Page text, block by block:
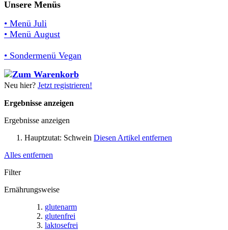
Unsere Menüs
• Menü Juli
• Menü August
• Sondermenü Vegan
Neu hier? Jetzt registrieren!
Ergebnisse anzeigen
Ergebnisse anzeigen
Hauptzutat: Schwein Diesen Artikel entfernen
Alles entfernen
Filter
Ernährungsweise
glutenarm
glutenfrei
laktosefrei